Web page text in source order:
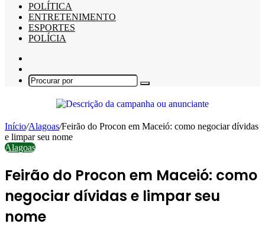
POLÍTICA
ENTRETENIMENTO
ESPORTES
POLÍCIA
skin
Procurar
Início/Alagoas/Feirão do Procon em Maceió: como negociar dívidas
e limpar seu nome
Alagoas
Feirão do Procon em Maceió: como
negociar dívidas e limpar seu
nome